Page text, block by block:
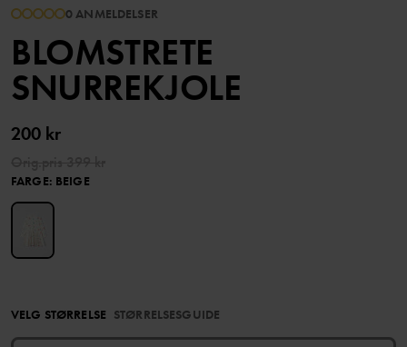
0 ANMELDELSER
BLOMSTRETE
SNURREKJOLE
200 kr
FARGE: BEIGE
VELG STØRRELSE STØRRELSESGUIDE